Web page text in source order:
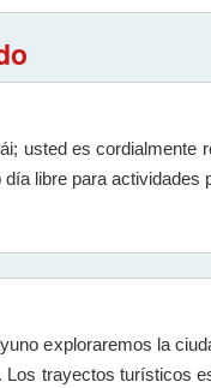
usted es
libre para actividades
exploraremos la
trayectos turísticos